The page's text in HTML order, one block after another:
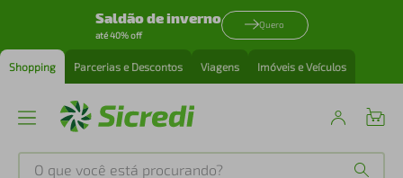
Saldão de inverno
até 40% off
Quero
Shopping Parcerias e Descontos Viagens Imóveis e Veículos
O que você está procurando?